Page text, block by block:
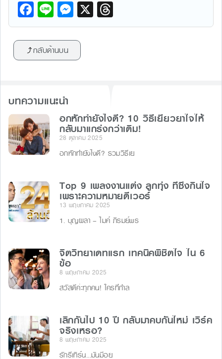
F
a
c
e
o
k
Li
n
e
M
e
s
s
er
X
hr
กลับด้านบน
บทความแนะนำ
อกหักทำยังไงดี? 10 วิธีเยียวยาใจให้
กลับมาแกร่งกว่าเดิม!
28 ตุลาคม 2025
อกหักทำยังไงดี? รวมวิธีเย
Top 9 เพลงงานแต่ง ลูกทุ่ง ที่ซึ้งกินใจ
เพราะความหมายดีเวอร์
13 พฤษภาคม 2025
1. บุญผลา – ไมค์ ภิรมย์พร
จิตวิทยาเดทแรก เทคนิคพิชิตใจ ใน 6
ข้อ
8 พฤษภาคม 2025
สวัสดีค่ะทุกคน! ใครที่กำล
เลิกกันไป 10 ปี กลับมาคบกันใหม่ เวิร์ค
จริงเหรอ?
8 พฤษภาคม 2025
รักรีเทิร์น…มันมีอย